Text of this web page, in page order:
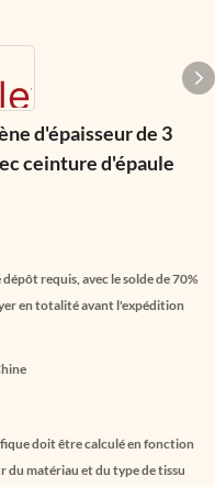
d'épaisseur de 3
ceinture d'épaule
dépôt requis, avec le solde de 70%
en totalité avant l'expédition
doit être calculé en fonction
du matériau et du type de tissu